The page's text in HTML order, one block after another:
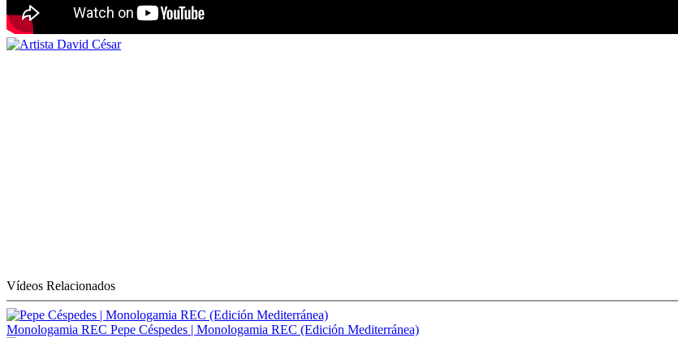
Vídeos Relacionados
Monologamia REC Pepe Céspedes | Monologamia REC (Edición Mediterránea)